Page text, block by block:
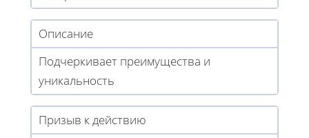
Описание
Подчеркивает преимущества и
уникальность
Призыв к действию